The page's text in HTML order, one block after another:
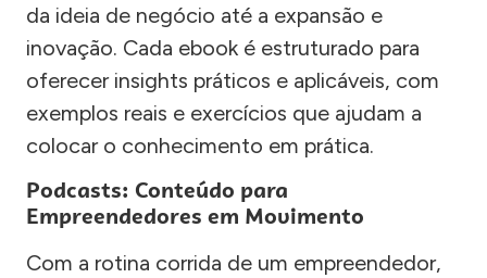
da ideia de negócio até a expansão e
inovação. Cada ebook é estruturado para
oferecer insights práticos e aplicáveis, com
exemplos reais e exercícios que ajudam a
colocar o conhecimento em prática.
Podcasts: Conteúdo para
Empreendedores em Movimento
Com a rotina corrida de um empreendedor,